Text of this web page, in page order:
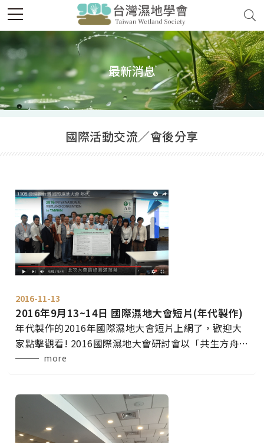
最新消息
國際活動交流／會後分享
2016-11-13
2016年9月13~14日 國際濕地大會短片(年代製作)
年代製作的2016年國際濕地大會短片上網了，歡迎大
家點擊觀看! 2016國際濕地大會研討會以「共生方舟-
看見濕地新價值」為研討主題，旨在因應全球氣候變
待建構國土三法領航下的濕地新願景，與氣候變遷調
適與國土保育下的濕地新作為。面對環境趨勢與世代
需求，我們需要致力打造一艘與環境共生、與水共
more